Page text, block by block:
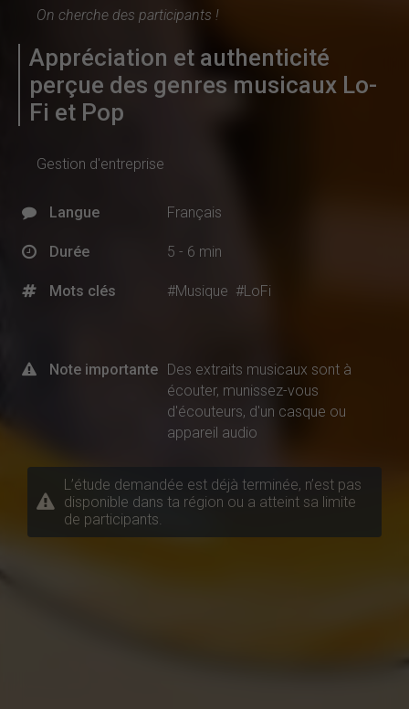
On cherche des participants !
Appréciation et authenticité
perçue des genres musicaux Lo-
Fi et Pop
Gestion d'entreprise
Langue Français
Durée 5 - 6 min
Mots clés #Musique #LoFi
Note importante Des extraits musicaux sont à
écouter, munissez-vous
d'écouteurs, d'un casque ou
appareil audio
L’étude demandée est déjà terminée, n’est pas
disponible dans ta région ou a atteint sa limite
de participants.